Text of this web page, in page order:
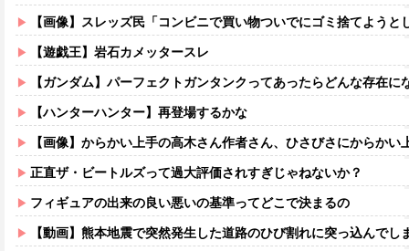
【画像】スレッズ民「コンビニで買い物ついでにゴミ捨てようとしたら
【遊戯王】岩石カメッタースレ
【ガンダム】パーフェクトガンタンクってあったらどんな存在に
【ハンターハンター】再登場するかな
【画像】からかい上手の高木さん作者さん、ひさびさにからかい上手の高木
正直ザ・ビートルズって過大評価されすぎじゃねないか？
フィギュアの出来の良い悪いの基準ってどこで決まるの
【動画】熊本地震で突然発生した道路のひび割れに突っ込んでし